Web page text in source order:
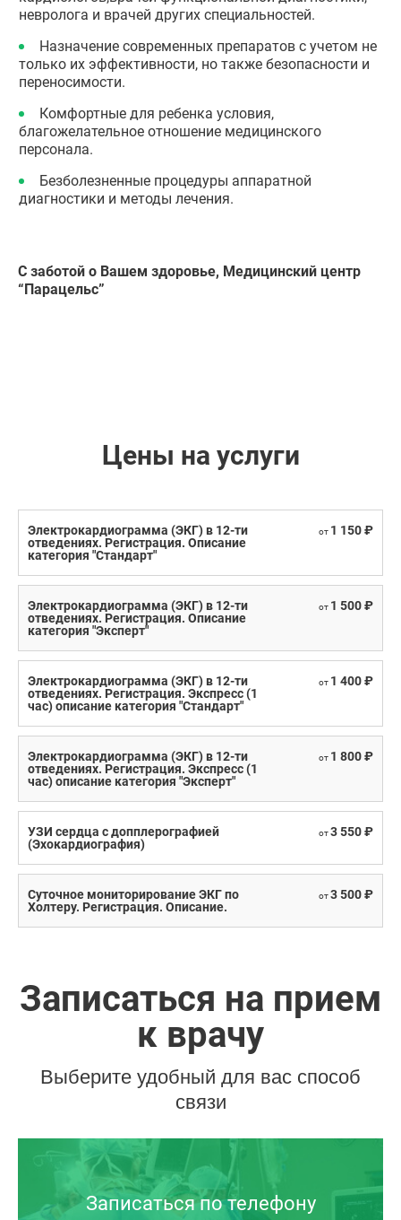
невролога и врачей других специальностей.
Назначение современных препаратов с учетом не
только их эффективности, но также безопасности и
переносимости.
Комфортные для ребенка условия,
благожелательное отношение медицинского
персонала.
Безболезненные процедуры аппаратной
диагностики и методы лечения.
С заботой о Вашем здоровье, Медицинский центр
“Парацельс”
Цены на услуги
Электрокардиограмма (ЭКГ) в 12-ти
отведениях. Регистрация. Описание
категория "Стандарт"
от 1 150 ₽
Электрокардиограмма (ЭКГ) в 12-ти
отведениях. Регистрация. Описание
категория "Эксперт"
от 1 500 ₽
Электрокардиограмма (ЭКГ) в 12-ти
отведениях. Регистрация. Экспресс (1
час) описание категория "Стандарт"
от 1 400 ₽
Электрокардиограмма (ЭКГ) в 12-ти
отведениях. Регистрация. Экспресс (1
час) описание категория "Эксперт"
от 1 800 ₽
УЗИ сердца с допплерографией
(Эхокардиография)
от3 550 ₽
Суточное мониторирование ЭКГ по
Холтеру. Регистрация. Описание.
от3 500 ₽
Записаться на прием
к врачу
Выберите удобный для вас способ
связи
Записаться по телефону